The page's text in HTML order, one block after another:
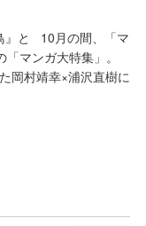
』と 10月の間、「マ
マンガ大特集」。
岡村靖幸×浦沢直樹に